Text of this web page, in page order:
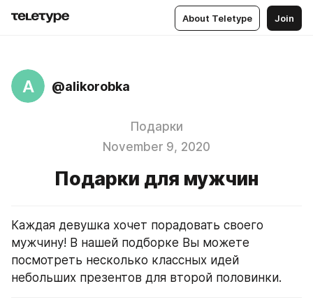
About Teletype Join
A @alikorobka
Подарки
November 9, 2020
Подарки для мужчин
Каждая девушка хочет порадовать своего
мужчину! В нашей подборке Вы можете
посмотреть несколько классных идей
небольших презентов для второй половинки.